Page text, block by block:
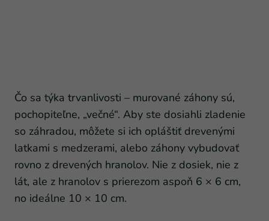
Čo sa týka trvanlivosti – murované záhony sú,
pochopiteľne, „večné“. Aby ste dosiahli zladenie
so záhradou, môžete si ich opláštiť drevenými
latkami s medzerami, alebo záhony vybudovať
rovno z drevených hranolov. Nie z dosiek, nie z
lát, ale z hranolov s prierezom aspoň 6 × 6 cm,
no ideálne 10 × 10 cm.